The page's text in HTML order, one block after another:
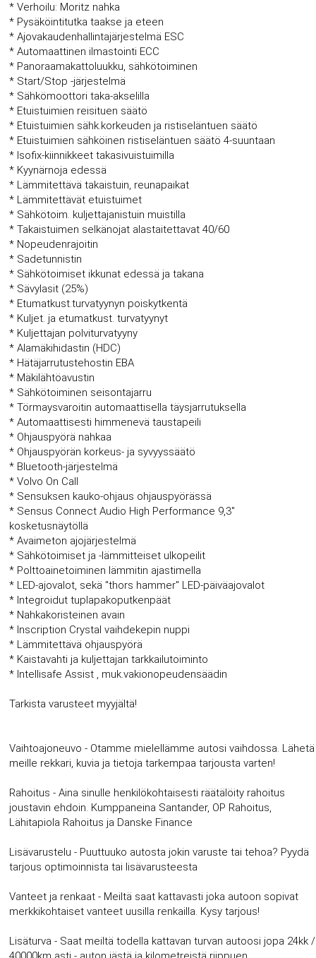
* Verhoilu: Moritz nahka
* Pysäköintitutka taakse ja eteen
* Ajovakaudenhallintajärjestelmä ESC
* Automaattinen ilmastointi ECC
* Panoraamakattoluukku, sähkötoiminen
* Start/Stop -järjestelmä
* Sähkömoottori taka-akselilla
* Etuistuimien reisituen säätö
* Etuistuimien sähk.korkeuden ja ristiseläntuen säätö
* Etuistuimien sähköinen ristiseläntuen säätö 4-suuntaan
* Isofix-kiinnikkeet takasivuistuimilla
* Kyynärnoja edessä
* Lämmitettävä takaistuin, reunapaikat
* Lämmitettävät etuistuimet
* Sähkötoim. kuljettajanistuin muistilla
* Takaistuimen selkänojat alastaitettavat 40/60
* Nopeudenrajoitin
* Sadetunnistin
* Sähkötoimiset ikkunat edessä ja takana
* Sävylasit (25%)
* Etumatkust.turvatyynyn poiskytkentä
* Kuljet. ja etumatkust. turvatyynyt
* Kuljettajan polviturvatyyny
* Alamäkihidastin (HDC)
* Hätäjarrutustehostin EBA
* Mäkilähtöavustin
* Sähkötoiminen seisontajarru
* Törmaysvaroitin automaattisella täysjarrutuksella
* Automaattisesti himmenevä taustapeili
* Ohjauspyörä nahkaa
* Ohjauspyörän korkeus- ja syvyyssäätö
* Bluetooth-järjestelmä
* Volvo On Call
* Sensuksen kauko-ohjaus ohjauspyörässä
* Sensus Connect Audio High Performance 9,3"
kosketusnäytöllä
* Avaimeton ajojärjestelmä
* Sähkötoimiset ja -lämmitteiset ulkopeilit
* Polttoainetoiminen lämmitin ajastimella
* LED-ajovalot, sekä "thors hammer" LED-päiväajovalot
* Integroidut tuplapakoputkenpäät
* Nahkakoristeinen avain
* Inscription Crystal vaihdekepin nuppi
* Lämmitettävä ohjauspyörä
* Kaistavahti ja kuljettajan tarkkailutoiminto
* Intellisafe Assist , muk.vakionopeudensäädin
Tarkista varusteet myyjältä!
Vaihtoajoneuvo - Otamme mielellämme autosi vaihdossa. Lähetä
meille rekkari, kuvia ja tietoja tarkempaa tarjousta varten!
Rahoitus - Aina sinulle henkilökohtaisesti räätälöity rahoitus
joustavin ehdoin. Kumppaneina Santander, OP Rahoitus,
Lähitapiola Rahoitus ja Danske Finance
Lisävarustelu - Puuttuuko autosta jokin varuste tai tehoa? Pyydä
tarjous optimoinnista tai lisävarusteesta
Vanteet ja renkaat - Meiltä saat kattavasti joka autoon sopivat
merkkikohtaiset vanteet uusilla renkailla. Kysy tarjous!
Lisäturva - Saat meiltä todella kattavan turvan autoosi jopa 24kk /